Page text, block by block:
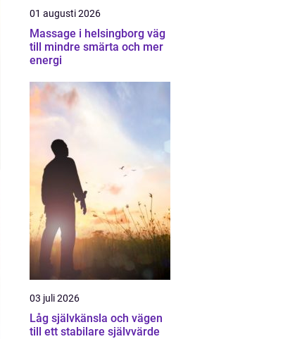
01 augusti 2026
Massage i helsingborg väg
till mindre smärta och mer
energi
03 juli 2026
Låg självkänsla och vägen
till ett stabilare självvärde